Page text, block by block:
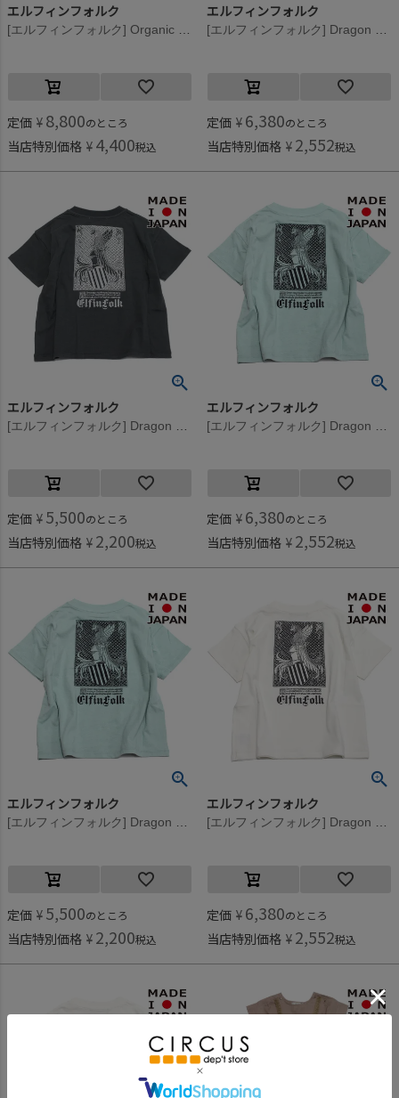
エルフィンフォルク
定価 ¥ 8,800のところ
当店特別価格 ¥ 4,400税込
エルフィンフォルク
定価 ¥ 6,380のところ
当店特別価格 ¥ 2,552税込
エルフィンフォルク
定価 ¥ 5,500のところ
当店特別価格 ¥ 2,200税込
エルフィンフォルク
定価 ¥ 6,380のところ
当店特別価格 ¥ 2,552税込
エルフィンフォルク
定価 ¥ 5,500のところ
当店特別価格 ¥ 2,200税込
エルフィンフォルク
定価 ¥ 6,380のところ
当店特別価格 ¥ 2,552税込